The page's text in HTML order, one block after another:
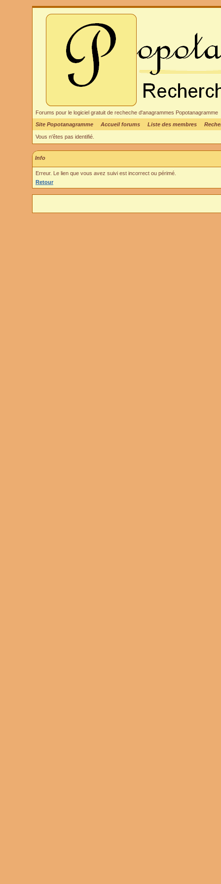
Forums pour le logiciel gratuit de recheche d'anagrammes Popotanagramme
Site Popotanagramme
Accueil forums Liste des membres
Vous n'êtes pas identifié.
Info
Erreur. Le lien que vous avez suivi est incorrect ou périmé.
Retour